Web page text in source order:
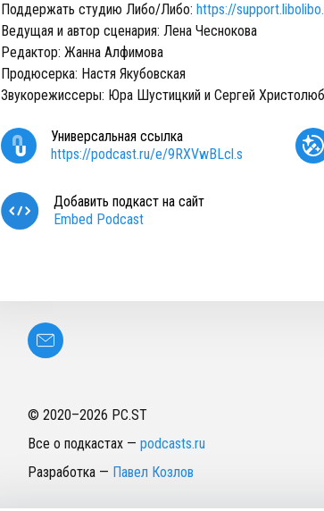
Поддержать студию Либо/Либо: https://
Ведущая и автор сценария: Лена Чеснокова
Редактор: Жанна Алфимова
Продюсерка: Настя Якубовская
Звукорежиссеры: Юра Шустицкий и Сергей
Универсальная ссылка
https://podcast.ru/e/9RXVwBLcl.s
Добавить подкаст на сайт
Embed Podcast
© 2020–2026 PC.ST
Все о подкастах — podcasts.ru
Разработка — Павел Козлов